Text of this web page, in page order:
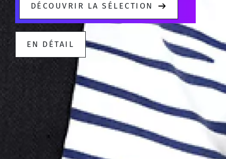
DÉCOUVRIR LA SÉLECTION
EN DÉTAIL